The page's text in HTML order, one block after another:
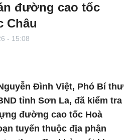
đường cao tốc
Châu
- 15:08
Đình Việt, Phó Bí thư
tỉnh Sơn La, đã kiểm tra
đường cao tốc Hoà
tuyến thuộc địa phận